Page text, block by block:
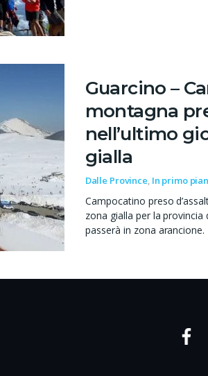
Guarcino –
montagna
nell’ultimo
gialla
Dalle Province, In primo
Campocatino preso
zona gialla per la
passerà in zona arancione.